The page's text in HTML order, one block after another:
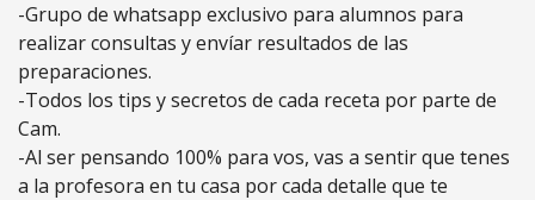
-Grupo de whatsapp exclusivo para alumnos para
realizar consultas y envíar resultados de las
preparaciones.
-Todos los tips y secretos de cada receta por parte de
Cam.
-Al ser pensando 100% para vos, vas a sentir que tenes
a la profesora en tu casa por cada detalle que te